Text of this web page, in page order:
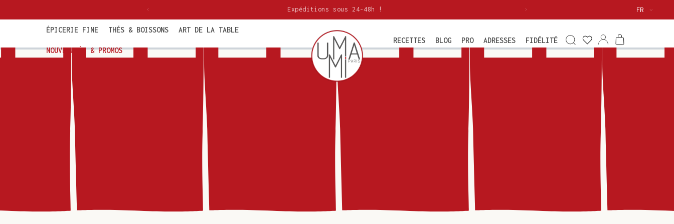
au
Expéditions sous 24-48h ! FR
ÉPICERIE FINE THÉS & BOISSONS ART DE LA TABLE
NOUVEAUTÉS & PROMOS
RECETTES BLOG PRO ADRESSES FIDÉLITÉ
ma
wishlist
ConnexionPanier